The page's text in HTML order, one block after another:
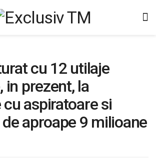
cu 12 utilaje
in prezent, la
aspiratoare si
aproape 9 milioane